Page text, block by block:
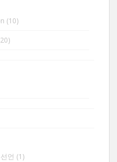
(10)
언 (1)